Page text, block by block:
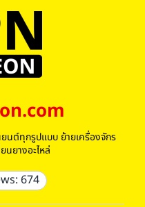
นต์ทุกรูปแบบ ย้ายเครื่องจักร
นยางอะไหล่
674